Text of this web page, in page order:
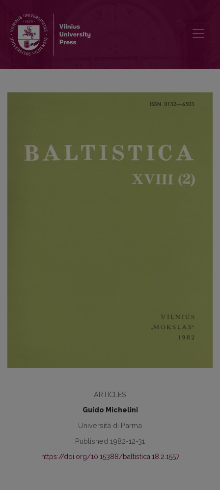
ARTICLES
Guido Michelini
Università di Parma
Published 1982-12-31
https://doi.org/10.15388/baltistica.18.2.1557